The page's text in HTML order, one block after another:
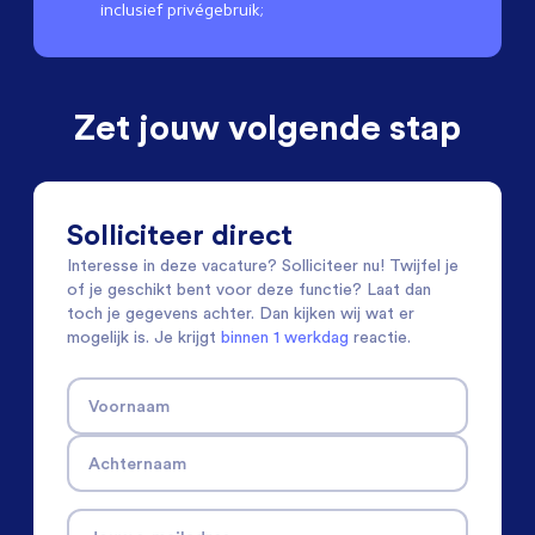
inclusief privégebruik;
Zet jouw volgende stap
Solliciteer direct
Interesse in deze vacature? Solliciteer nu! Twijfel je
of je geschikt bent voor deze functie? Laat dan
toch je gegevens achter. Dan kijken wij wat er
mogelijk is. Je krijgt binnen 1 werkdag reactie.
Voornaam
Achternaam